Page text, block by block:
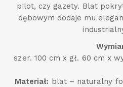
pilot, czy gazety. Blat
dębowym dodaje mu
szer. 100 cm x gł. 60 cm x
Materiał: blat – naturalny